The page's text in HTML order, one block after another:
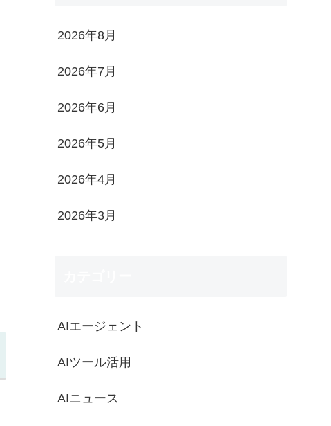
2026年8月
2026年7月
2026年6月
2026年5月
2026年4月
2026年3月
AIエージェント
AIツール活用
AIニュース